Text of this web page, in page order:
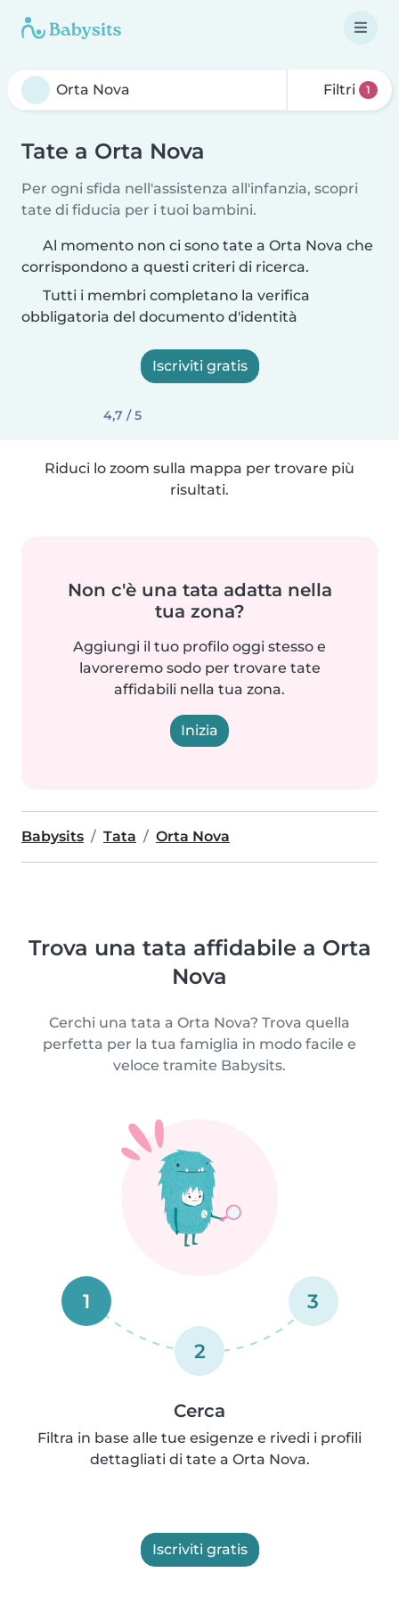
Filtri 1
Tate a Orta Nova
Per ogni sfida nell'assistenza all'infanzia, scopri
tate di fiducia per i tuoi bambini.
Al momento non ci sono tate a Orta Nova che
corrispondono a questi criteri di ricerca.
Tutti i membri completano la verifica
obbligatoria del documento d'identità
Iscriviti gratis
4,7 / 5
Riduci lo zoom sulla mappa per trovare più
risultati.
Non c'è una tata adatta nella
tua zona?
Aggiungi il tuo profilo oggi stesso e
lavoreremo sodo per trovare tate
affidabili nella tua zona.
Inizia
Babysits Tata Orta Nova
Trova una tata affidabile a Orta
Nova
Cerchi una tata a Orta Nova? Trova quella
perfetta per la tua famiglia in modo facile e
veloce tramite Babysits.
1
2
3
Cerca
Filtra in base alle tue esigenze e rivedi i profili
dettagliati di tate a Orta Nova.
Iscriviti gratis